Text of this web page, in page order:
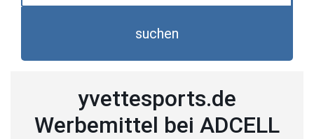
suchen
yvettesports.de
Werbemittel bei ADCELL